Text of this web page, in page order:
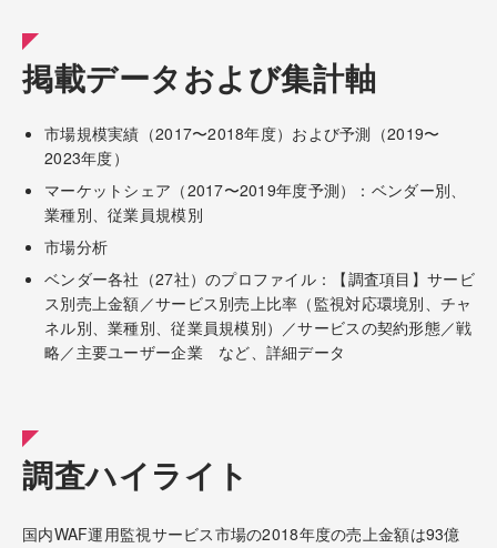
掲載データおよび集計軸
市場規模実績（2017〜2018年度）および予測（2019〜
2023年度）
マーケットシェア（2017〜2019年度予測）：ベンダー別、
業種別、従業員規模別
市場分析
ベンダー各社（27社）のプロファイル：【調査項目】サービ
ス別売上金額／サービス別売上比率（監視対応環境別、チャ
ネル別、業種別、従業員規模別）／サービスの契約形態／戦
略／主要ユーザー企業 など、詳細データ
調査ハイライト
国内WAF運用監視サービス市場の2018年度の売上金額は93億